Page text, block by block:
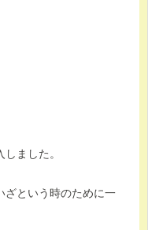
ました。
ざという時のために一